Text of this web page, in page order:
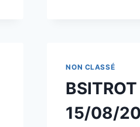
NON CLASSÉ
15/08/